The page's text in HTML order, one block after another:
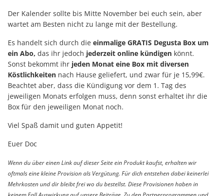
Der Kalender sollte bis Mitte November bei euch sein, aber
wartet am Besten nicht zu lange mit der Bestellung.
Es handelt sich durch die einmalige GRATIS Degusta Box um
ein Abo, das ihr jedoch jederzeit online kündigen könnt.
Sonst bekommt ihr jeden Monat eine Box mit diversen
Köstlichkeiten nach Hause geliefert, und zwar für je 15,99€.
Beachtet aber, dass die Kündigung vor dem 1. Tag des
jeweiligen Monats erfolgen muss, denn sonst erhaltet ihr die
Box für den jeweiligen Monat noch.
Viel Spaß damit und guten Appetit!
Euer Doc
Wenn du über einen Link auf dieser Seite ein Produkt kaufst, erhalten wir
oftmals eine kleine Provision als Vergütung. Für dich entstehen dabei keinerlei
Mehrkosten und dir bleibt frei wo du bestellst. Diese Provisionen haben in